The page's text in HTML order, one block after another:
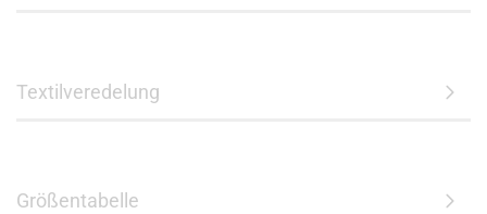
Textilveredelung
Größentabelle